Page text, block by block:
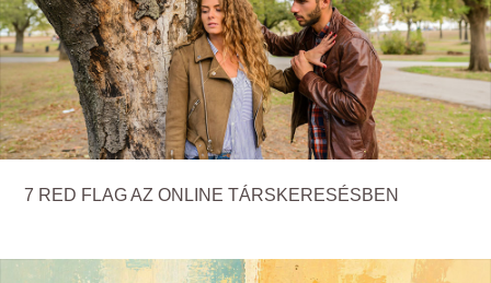
7 RED FLAG AZ ONLINE TÁRSKERESÉSBEN